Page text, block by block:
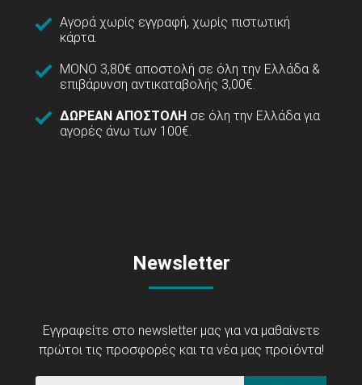
Αγορά χωρίς εγγραφή, χωρίς πιστωτική
κάρτα.
ΜΟΝΟ 3,80€ αποστολή σε όλη την Ελλάδα &
επιβάρυνση αντικαταβολής 3,00€.
ΔΩΡΕΑΝ ΑΠΟΣΤΟΛΗ σε όλη την Ελλάδα για
αγορές άνω των 100€.
Newsletter
Εγγραφείτε στο newsletter μας για να μαθαίνετε
πρώτοι τις προσφορές και τα νέα μας προϊόντα!